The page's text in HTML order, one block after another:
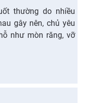
thường do nhiều
gây nên, chủ yêu
như mòn răng, vỡ